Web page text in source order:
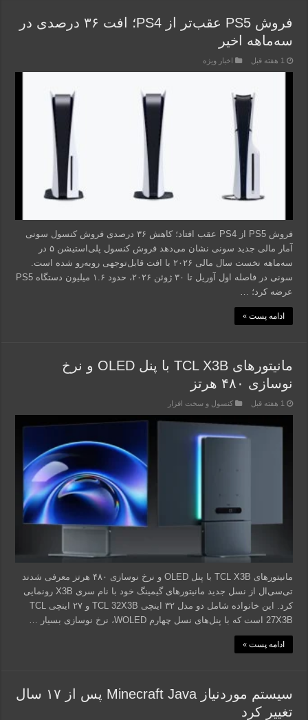
فروش PS5 عقب‌تر از PS4؛ افت ۳۶ درصدی در
سه‌ماهه اخیر
1 هفته قبل اخبار ویژه
فروش PS5 از PS4 عقب افتاد؛ کاهش ۳۶ درصدی فروش کنسول سونی
آمار مالی جدید سونی نشان می‌دهد فروش کنسول پلی‌استیشن ۵ در
سه‌ماهه نخست سال مالی ۲۰۲۶ با افت قابل‌توجهی روبه‌رو شده است.
سونی در فاصله اول آوریل تا ۳۰ ژوئن ۲۰۲۶، حدود ۱.۶ میلیون دستگاه PS5
عرضه کرد؛ …
ادامه پست »
مانیتورهای TCL X3B با پنل OLED و نرخ
نوسازی ۴۸۰ هرتز
1 هفته قبل کنسول و سخت افزار
مانیتورهای TCL X3B با پنل OLED و نرخ نوسازی ۴۸۰ هرتز معرفی شدند
تی‌سی‌ال از نسل جدید مانیتورهای گیمینگ خود با نام سری X3B رونمایی
کرد. این خانواده شامل دو مدل ۳۲ اینچی TCL 32X3B و ۲۷ اینچی TCL
27X3B است که با پنل‌های نسل چهارم WOLED، نرخ نوسازی بسیار …
ادامه پست »
سیستم موردنیاز Minecraft Java پس از ۱۷ سال
تغییر کرد